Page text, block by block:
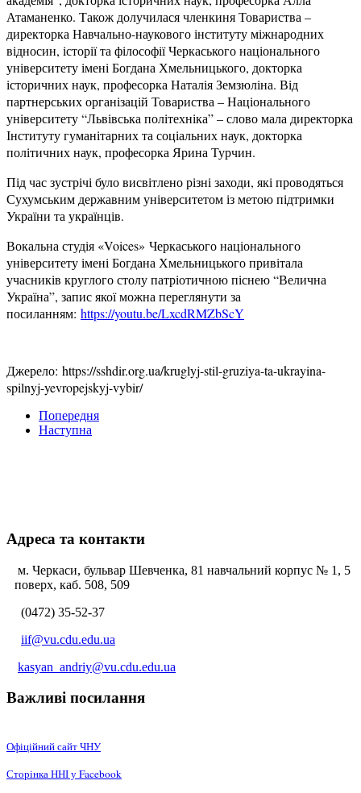
Атаманенко. Також долучилася членкиня Товариства –
директорка Навчально-наукового інституту міжнародних
відносин, історії та філософії Черкаського національного
університету імені Богдана Хмельницького, докторка
історичних наук, професорка Наталія Земзюліна. Від
партнерських організацій Товариства – Національного
університету “Львівська політехніка” – слово мала директорка
Інституту гуманітарних та соціальних наук, докторка
політичних наук, професорка Ярина Турчин.
Під час зустрічі було висвітлено різні заходи, які проводяться
Сухумським державним університетом із метою підтримки
України та українців.
Вокальна студія «Voices» Черкаського національного
університету імені Богдана Хмельницького привітала
учасників круглого столу патріотичною піснею “Велична
Україна”, запис якої можна переглянути за
посиланням: https://youtu.be/LxcdRMZbScY
Джерело: https://sshdir.org.ua/kruglyj-stil-gruziya-ta-ukrayina-
spilnyj-yevropejskyj-vybir/
Попередня
Наступна
Адреса та контакти
м. Черкаси, бульвар Шевченка, 81 навчальний корпус № 1, 5
поверх, каб. 508, 509
(0472) 35-52-37
iif@vu.cdu.edu.ua
kasyan_andriy@vu.cdu.edu.ua
Важливі посилання
Офіційний сайт ЧНУ
Сторінка ННІ у Facebook